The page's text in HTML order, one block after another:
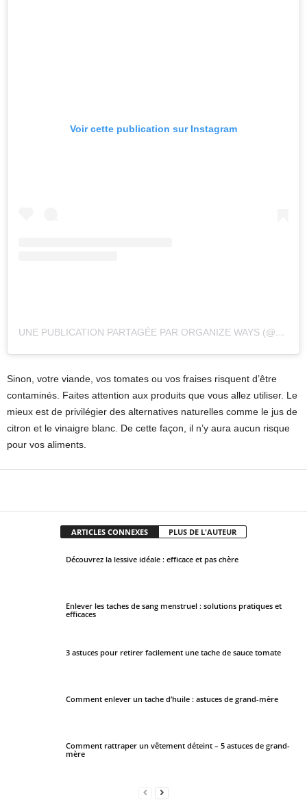
Voir cette publication sur Instagram
UNE PUBLICATION PARTAGÉE PAR ORGANIZE WAYS (@ORGANIZEWAYS)
Sinon, votre viande, vos tomates ou vos fraises risquent d’être
contaminés. Faites attention aux produits que vous allez utiliser. Le
mieux est de privilégier des alternatives naturelles comme le jus de
citron et le vinaigre blanc. De cette façon, il n’y aura aucun risque
pour vos aliments.
ARTICLES CONNEXES PLUS DE L'AUTEUR
Découvrez la lessive idéale : efficace et pas chère
Enlever les taches de sang menstruel : solutions pratiques et
efficaces
3 astuces pour retirer facilement une tache de sauce tomate
Comment enlever un tache d’huile : astuces de grand-mère
Comment rattraper un vêtement déteint – 5 astuces de grand-
mère